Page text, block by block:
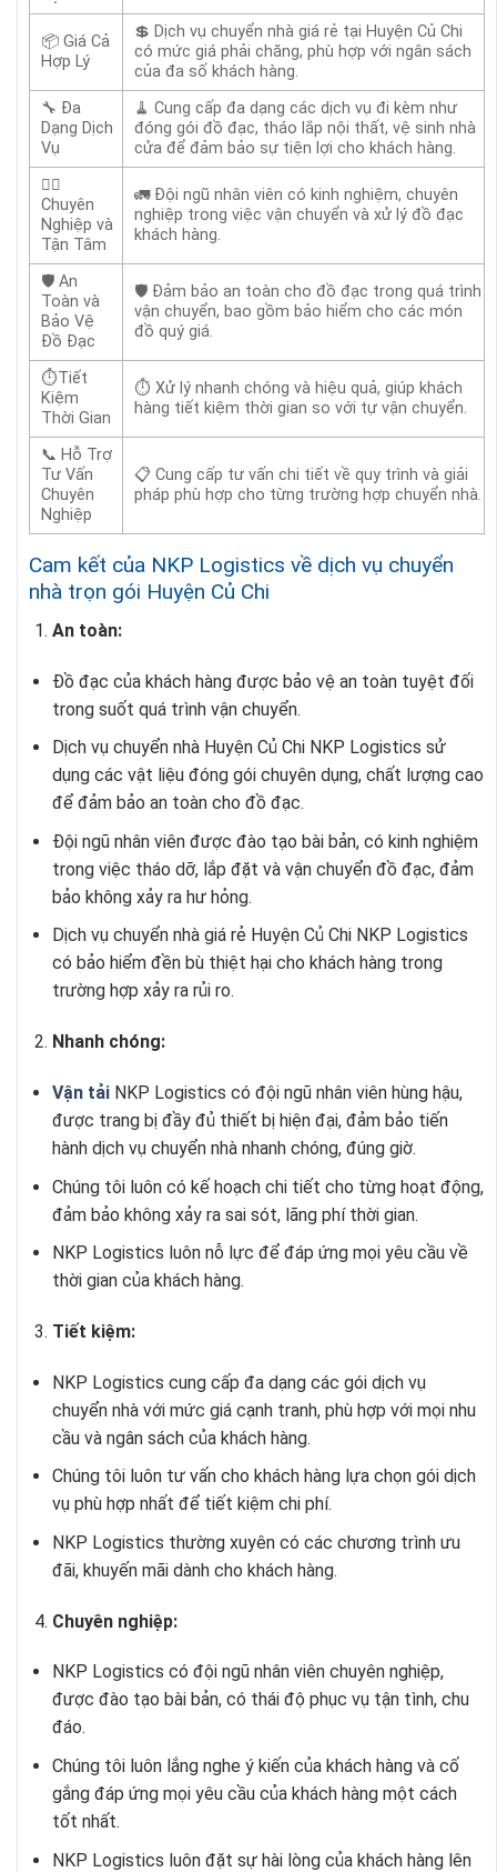
📦 Giá Cả
Hợp Lý
💲 Dịch vụ chuyển nhà giá rẻ tại Huyện Củ Chi
có mức giá phải chăng, phù hợp với ngân sách
của đa số khách hàng.
🔧 Đa
Dạng Dịch
Vụ
🧹 Cung cấp đa dạng các dịch vụ đi kèm như
đóng gói đồ đạc, tháo lắp nội thất, vệ sinh nhà
cửa để đảm bảo sự tiện lợi cho khách hàng.
👷‍♂️
Chuyên
Nghiệp và
Tận Tâm
🚛 Đội ngũ nhân viên có kinh nghiệm, chuyên
nghiệp trong việc vận chuyển và xử lý đồ đạc
khách hàng.
🛡️ An
Toàn và
Bảo Vệ
Đồ Đạc
🛡️ Đảm bảo an toàn cho đồ đạc trong quá trình
vận chuyển, bao gồm bảo hiểm cho các món
đồ quý giá.
⏱️Tiết
Kiệm
Thời Gian
⏱️ Xử lý nhanh chóng và hiệu quả, giúp khách
hàng tiết kiệm thời gian so với tự vận chuyển.
📞 Hỗ Trợ
Tư Vấn
Chuyên
Nghiệp
📋 Cung cấp tư vấn chi tiết về quy trình và giải
pháp phù hợp cho từng trường hợp chuyển nhà.
Cam kết của NKP Logistics về dịch vụ chuyển
nhà trọn gói Huyện Củ Chi
An toàn:
Đồ đạc của khách hàng được bảo vệ an toàn tuyệt đối
trong suốt quá trình vận chuyển.
Dịch vụ chuyển nhà Huyện Củ Chi NKP Logistics sử
dụng các vật liệu đóng gói chuyên dụng, chất lượng cao
để đảm bảo an toàn cho đồ đạc.
Đội ngũ nhân viên được đào tạo bài bản, có kinh nghiệm
trong việc tháo dỡ, lắp đặt và vận chuyển đồ đạc, đảm
bảo không xảy ra hư hỏng.
Dịch vụ chuyển nhà giá rẻ Huyện Củ Chi NKP Logistics
có bảo hiểm đền bù thiệt hại cho khách hàng trong
trường hợp xảy ra rủi ro.
Nhanh chóng:
Vận tảiNKP Logistics có đội ngũ nhân viên hùng hậu,
được trang bị đầy đủ thiết bị hiện đại, đảm bảo tiến
hành dịch vụ chuyển nhà nhanh chóng, đúng giờ.
Chúng tôi luôn có kế hoạch chi tiết cho từng hoạt động,
đảm bảo không xảy ra sai sót, lãng phí thời gian.
NKP Logistics luôn nỗ lực để đáp ứng mọi yêu cầu về
thời gian của khách hàng.
Tiết kiệm:
NKP Logistics cung cấp đa dạng các gói dịch vụ
chuyển nhà với mức giá cạnh tranh, phù hợp với mọi nhu
cầu và ngân sách của khách hàng.
Chúng tôi luôn tư vấn cho khách hàng lựa chọn gói dịch
vụ phù hợp nhất để tiết kiệm chi phí.
NKP Logistics thường xuyên có các chương trình ưu
đãi, khuyến mãi dành cho khách hàng.
Chuyên nghiệp:
NKP Logistics có đội ngũ nhân viên chuyên nghiệp,
được đào tạo bài bản, có thái độ phục vụ tận tình, chu
đáo.
Chúng tôi luôn lắng nghe ý kiến của khách hàng và cố
gắng đáp ứng mọi yêu cầu của khách hàng một cách
tốt nhất.
NKP Logistics luôn đặt sự hài lòng của khách hàng lên